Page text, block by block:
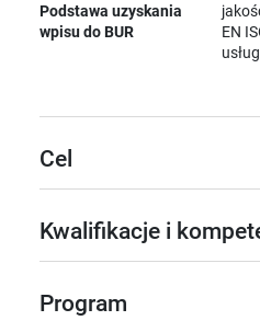
Podstawa uzyskania
wpisu do BUR
EN
Cel
Kwalifikacje i
Program